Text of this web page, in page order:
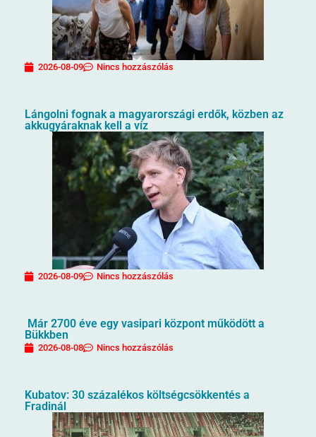
2026-08-09 Nincs hozzászólás
Lángolni fognak a magyarországi erdők, közben az
akkugyáraknak kell a víz
2026-08-09 Nincs hozzászólás
Már 2700 éve egy vasipari központ működött a
Bükkben
2026-08-08 Nincs hozzászólás
Kubatov: 30 százalékos költségcsökkentés a
Fradinál